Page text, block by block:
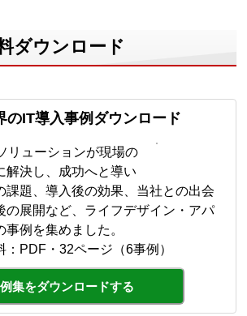
ダウンロード
のIT導入事例ダウンロード
リューションが現場の
解決し、成功へと導い
課題、導入後の効果、当社との出会
の展開など、ライフデザイン・アパ
例を集めました。
：PDF・32ページ（6事例）
集をダウンロードする